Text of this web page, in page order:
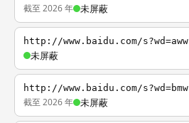
截至 2026 年 未屏蔽
http://www.baidu.com/s?wd=aww
未屏蔽
http://www.baidu.com/s?wd=bmw
截至 2026 年 未屏蔽